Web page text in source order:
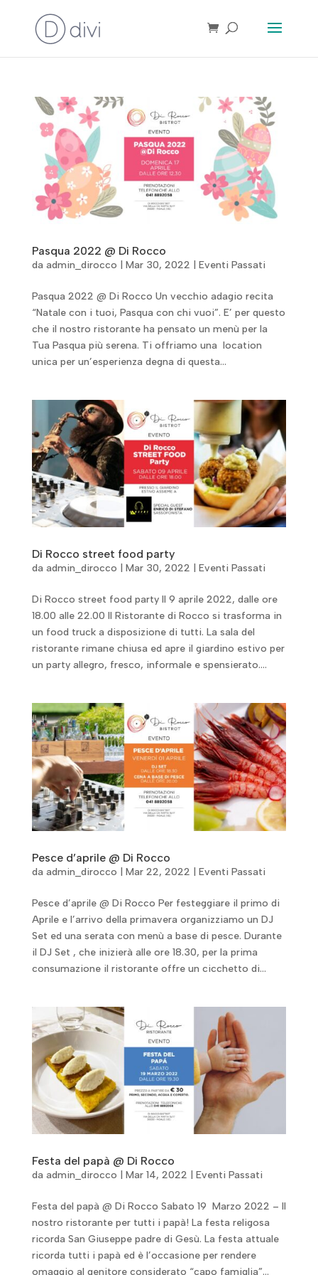
Pasqua 2022 @ Di Rocco
da admin_dirocco Mar 30, 2022 Eventi Passati
Pasqua 2022 @ Di Rocco Un vecchio adagio recita
“Natale con i tuoi, Pasqua con chi vuoi”. E’ per questo
che il nostro ristorante ha pensato un menù per la
Tua Pasqua più serena. Ti offriamo una location
unica per un’esperienza degna di questa...
Di Rocco street food party
da admin_dirocco Mar 30, 2022 Eventi Passati
Di Rocco street food party Il 9 aprile 2022, dalle ore
18.00 alle 22.00 Il Ristorante di Rocco si trasforma in
un food truck a disposizione di tutti. La sala del
ristorante rimane chiusa ed apre il giardino estivo per
un party allegro, fresco, informale e spensierato....
Pesce d’aprile @ Di Rocco
da admin_dirocco Mar 22, 2022 Eventi Passati
Pesce d’aprile @ Di Rocco Per festeggiare il primo di
Aprile e l’arrivo della primavera organizziamo un DJ
Set ed una serata con menù a base di pesce. Durante
il DJ Set , che inizierà alle ore 18.30, per la prima
consumazione il ristorante offre un cicchetto di...
Festa del papà @ Di Rocco
da admin_dirocco Mar 14, 2022 Eventi Passati
Festa del papà @ Di Rocco Sabato 19 Marzo 2022 – Il
nostro ristorante per tutti i papà! La festa religosa
ricorda San Giuseppe padre di Gesù. La festa attuale
ricorda tutti i papà ed è l’occasione per rendere
omaggio al genitore considerato “capo famiglia”...